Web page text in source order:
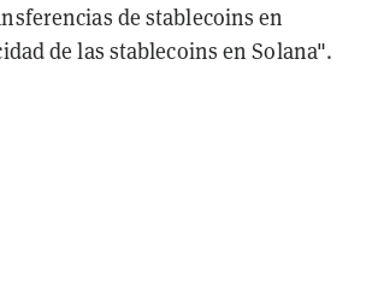
de stablecoins en
de las stablecoins en Solana".